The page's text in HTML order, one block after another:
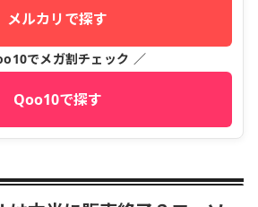
メルカリで探す
でメガ割チェック ／
Qoo10で探す